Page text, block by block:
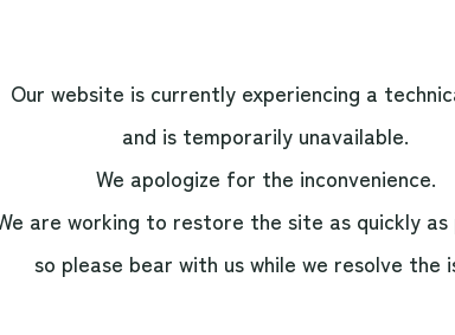
Our website is currently experiencing a
and is temporarily unavailable.
We apologize for the inconvenience.
are working to restore the site as quickly as
so please bear with us while we resolve the